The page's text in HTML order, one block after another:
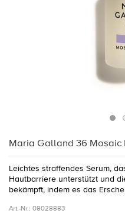
Maria Galland 36 Mosaic
Leichtes straffendes Serum,
Hautbarriere unterstützt und
bekämpft, indem es das
Art.-Nr.: 08028883